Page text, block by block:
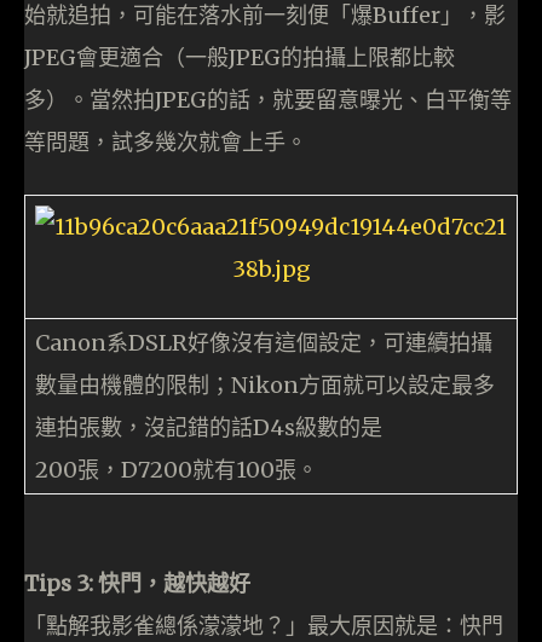
始就追拍，可能在落水前一刻便「爆Buffer」，影
JPEG會更適合（一般JPEG的拍攝上限都比較
多）。當然拍JPEG的話，就要留意曝光、白平衡等
等問題，試多幾次就會上手。
Canon系DSLR好像沒有這個設定，可連續拍攝
數量由機體的限制；Nikon方面就可以設定最多
連拍張數，沒記錯的話D4s級數的是
200張，D7200就有100張。
Tips 3: 快門，越快越好
「點解我影雀總係濛濛地？」最大原因就是：快門